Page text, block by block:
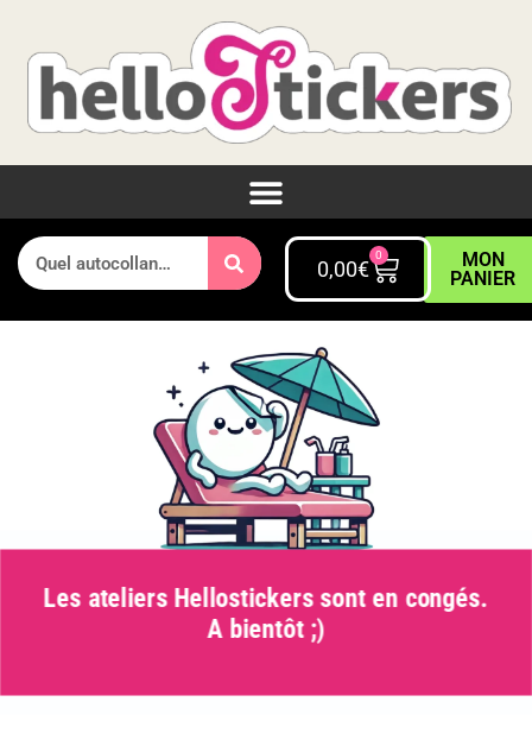
0,00€
0
MON
PANIER
Les ateliers Hellostickers sont en congés.
A bientôt ;)